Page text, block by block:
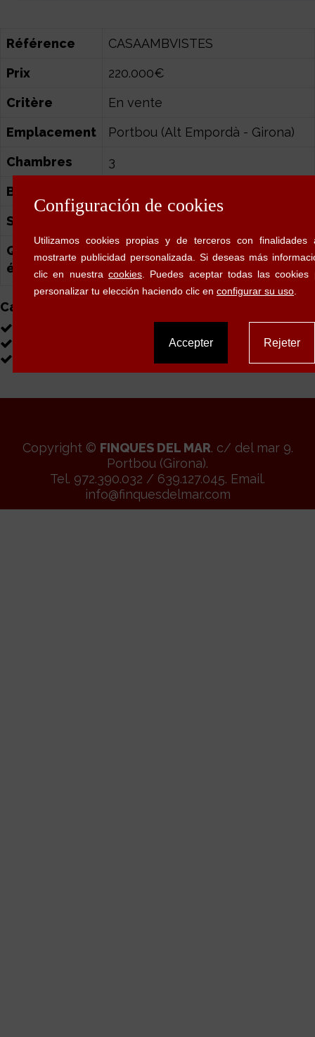
Référence
CASAAMBVISTES
Prix
220.000€
Critère
En vente
Emplacement
Portbou (Alt Empordà - Girona)
Chambres
3
Bains
Surface
Qualification
énergétique
165 kWh/m2
30 kg CO2/m2
Caractéristiques
Copyright © FINQUES DEL MAR. c/ del mar 9.
Portbou (Girona).
Tel. 972.390.032 / 639.127.045. Email.
info@finquesdelmar.com